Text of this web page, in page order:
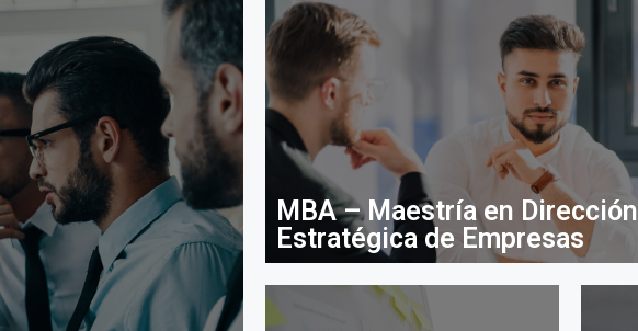
MBA – Maestría en Dirección
Estratégica de Empresas